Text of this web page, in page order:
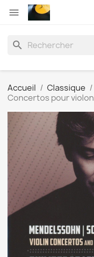

search
Accueil Classique
Concertos pour